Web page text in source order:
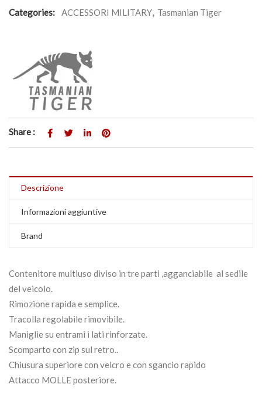
Categories:
ACCESSORI MILITARY, Tasmanian Tiger
Share :
Descrizione
Informazioni aggiuntive
Brand
Contenitore multiuso diviso in tre parti ,agganciabile al sedile
del veicolo.
Rimozione rapida e semplice.
Tracolla regolabile rimovibile.
Maniglie su entrami i lati rinforzate.
Scomparto con zip sul retro..
Chiusura superiore con velcro e con sgancio rapido
Attacco MOLLE posteriore.